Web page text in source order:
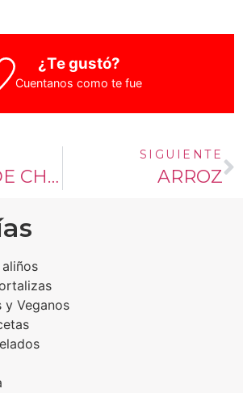
¿Te gustó?
Cuentanos como te fue
CEVICHE DE CHAMPIÑONES EN CANASTOS
SIGUIENTE
ARROZ
y Veganos